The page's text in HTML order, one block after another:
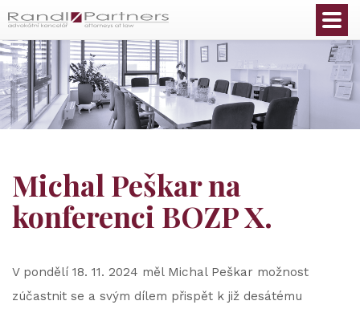
Michal Peškar na
konferenci BOZP X.
V pondělí 18. 11. 2024 měl Michal Peškar možnost
zúčastnit se a svým dílem přispět k již desátému
Čeština